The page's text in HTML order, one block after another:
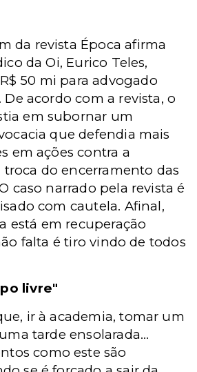
da revista Época afirma
da Oi, Eurico Teles,
50 mi para advogado
acordo com a revista, o
em subornar um
que defendia mais
em ações contra a
do encerramento das
caso narrado pela revista é
com cautela. Afinal,
está em recuperação
falta é tiro vindo de todos
livre"
ir à academia, tomar um
tarde ensolarada...
como este são